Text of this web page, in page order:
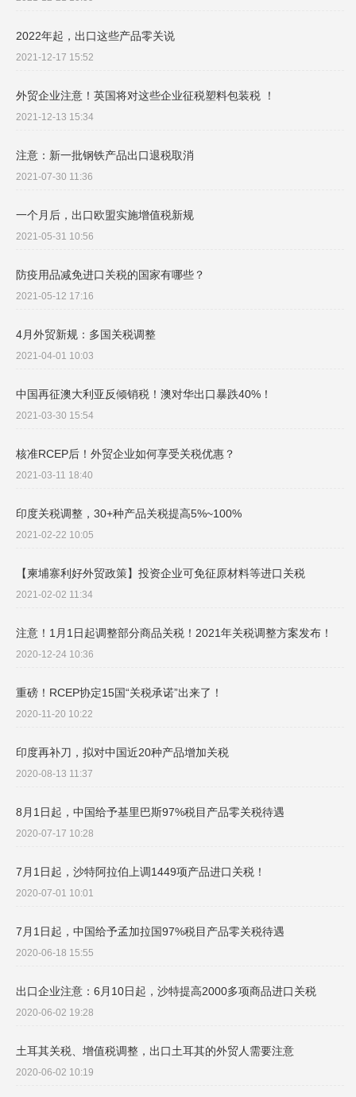
2022年起，出口这些产品零关说
2021-12-17 15:52
外贸企业注意！英国将对这些企业征税塑料包装税 ！
2021-12-13 15:34
注意：新一批钢铁产品出口退税取消
2021-07-30 11:36
一个月后，出口欧盟实施增值税新规
2021-05-31 10:56
防疫用品减免进口关税的国家有哪些？
2021-05-12 17:16
4月外贸新规：多国关税调整
2021-04-01 10:03
中国再征澳大利亚反倾销税！澳对华出口暴跌40%！
2021-03-30 15:54
核准RCEP后！外贸企业如何享受关税优惠？
2021-03-11 18:40
印度关税调整，30+种产品关税提高5%~100%
2021-02-22 10:05
【柬埔寨利好外贸政策】投资企业可免征原材料等进口关税
2021-02-02 11:34
注意！1月1日起调整部分商品关税！2021年关税调整方案发布！
2020-12-24 10:36
重磅！RCEP协定15国“关税承诺”出来了！
2020-11-20 10:22
印度再补刀，拟对中国近20种产品增加关税
2020-08-13 11:37
8月1日起，中国给予基里巴斯97%税目产品零关税待遇
2020-07-17 10:28
7月1日起，沙特阿拉伯上调1449项产品进口关税！
2020-07-01 10:01
7月1日起，中国给予孟加拉国97%税目产品零关税待遇
2020-06-18 15:55
出口企业注意：6月10日起，沙特提高2000多项商品进口关税
2020-06-02 19:28
土耳其关税、增值税调整，出口土耳其的外贸人需要注意
2020-06-02 10:19